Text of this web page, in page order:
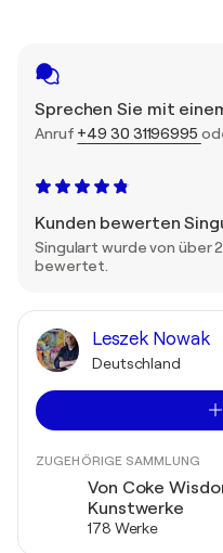
Sprechen Sie mit
Anruf +49 30 31196995
Kunden bewerten
Singulart wurde von über
bewertet.
Leszek Nowak
Deutschland
ZUGEHÖRIGE SAMMLUNG
Von Coke
Kunstwerke
178 Werke